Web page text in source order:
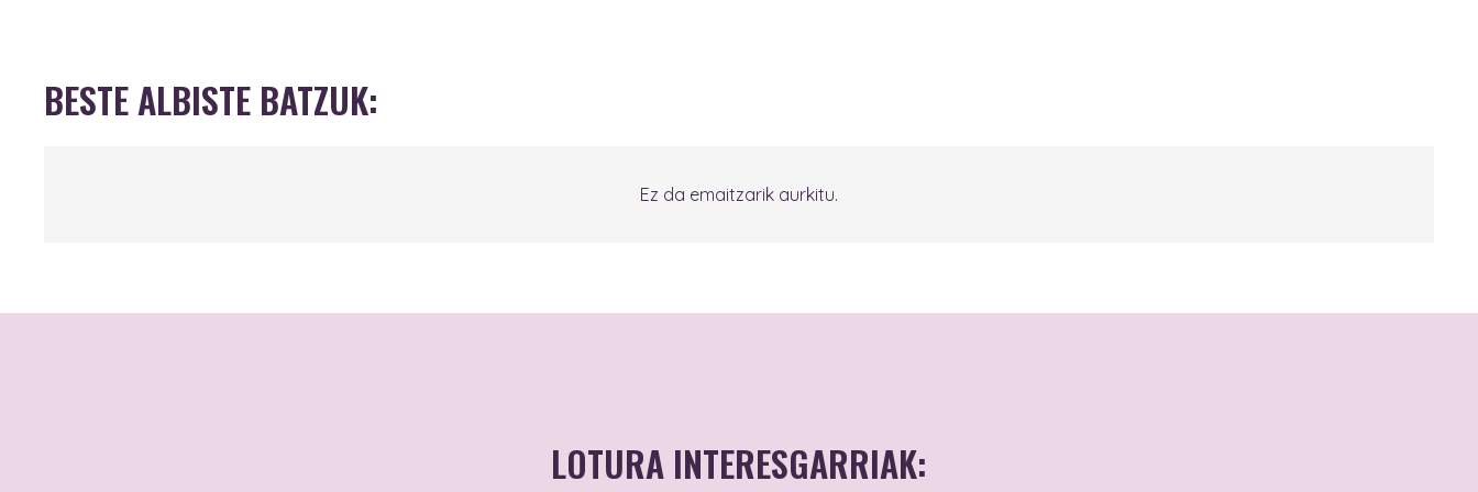
BESTE ALBISTE BATZUK:
Ez da emaitzarik aurkitu.
LOTURA INTERESGARRIAK: